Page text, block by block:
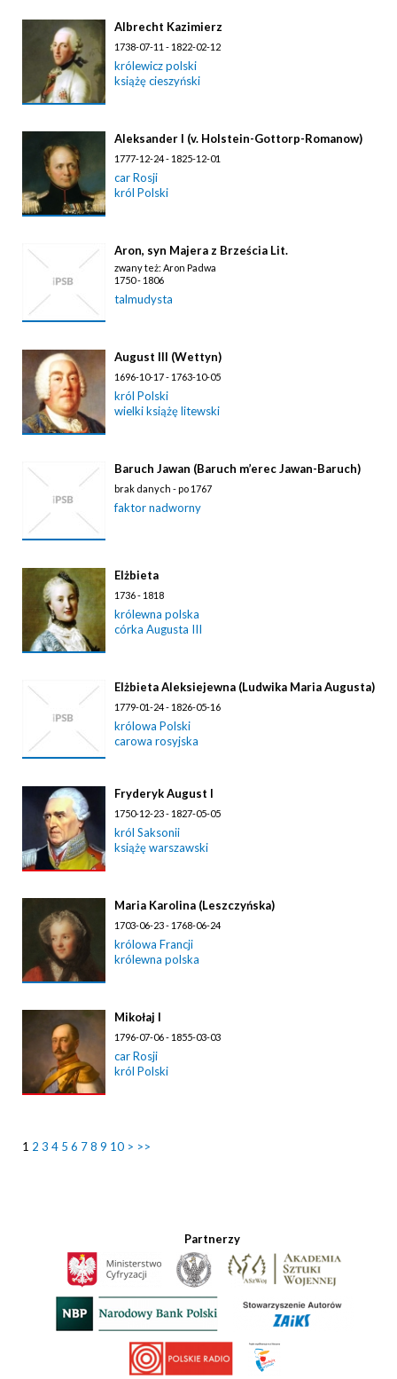
Albrecht Kazimierz
1738-07-11 - 1822-02-12
królewicz polski
książę cieszyński
Aleksander I (v. Holstein-Gottorp-Romanow)
1777-12-24 - 1825-12-01
car Rosji
król Polski
Aron, syn Majera z Brześcia Lit.
zwany też: Aron Padwa
1750 - 1806
talmudysta
August III (Wettyn)
1696-10-17 - 1763-10-05
król Polski
wielki książę litewski
Baruch Jawan (Baruch m’erec Jawan-Baruch)
brak danych - po 1767
faktor nadworny
Elżbieta
1736 - 1818
królewna polska
córka Augusta III
Elżbieta Aleksiejewna (Ludwika Maria Augusta)
1779-01-24 - 1826-05-16
królowa Polski
carowa rosyjska
Fryderyk August I
1750-12-23 - 1827-05-05
król Saksonii
książę warszawski
Maria Karolina (Leszczyńska)
1703-06-23 - 1768-06-24
królowa Francji
królewna polska
Mikołaj I
1796-07-06 - 1855-03-03
car Rosji
król Polski
1 2 3 4 5 6 78 9 10 > >>
Partnerzy